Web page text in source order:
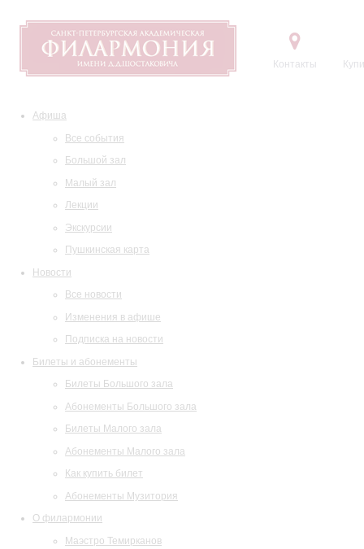
Контакты
Афиша
Все события
Большой зал
Малый зал
Лекции
Экскурсии
Пушкинская карта
Новости
Все новости
Изменения в афише
Подписка на новости
Билеты и абонементы
Билеты Большого зала
Абонементы Большого зала
Билеты Малого зала
Абонементы Малого зала
Как купить билет
Абонементы Музитория
О филармонии
Маэстро Темирканов